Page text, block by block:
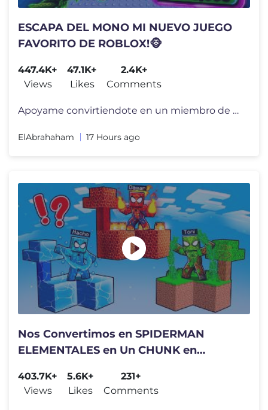
ESCAPA DEL MONO MI NUEVO JUEGO
FAVORITO DE ROBLOX!🐵
447.4K+
Views
47.1K+
Likes
2.4K+
Comments
Apoyame convirtiendote en un miembro de mi canal por tan solo 1 Dolar!
ElAbrahaham 17 Hours ago
Nos Convertimos en SPIDERMAN
ELEMENTALES en Un CHUNK en
403.7K+
Views
5.6K+
Likes
231+
Comments